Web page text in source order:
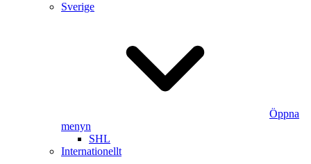
Sverige
Öppna
menyn
SHL
Internationellt